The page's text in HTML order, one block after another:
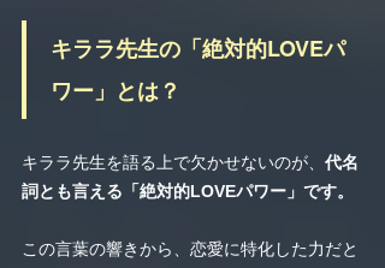
キララ先生の「絶対的LOVEパ
ワー」とは？
キララ先生を語る上で欠かせないのが、 代名
詞とも言える「絶対的LOVEパワー」です。
この言葉の響きから、恋愛に特化した力だと